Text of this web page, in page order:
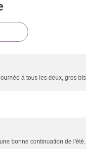
à tous les deux, gros
bonne continuation de